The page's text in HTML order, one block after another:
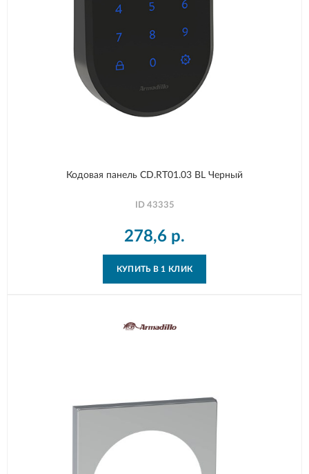
Кодовая панель CD.RT01.03 BL Черный
ID 43335
278,6 р.
КУПИТЬ В 1 КЛИК